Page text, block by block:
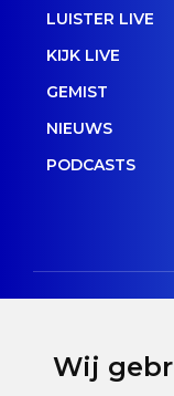
Wij
LUISTER LIVE
KIJK LIVE
GEMIST
NIEUWS
PODCASTS